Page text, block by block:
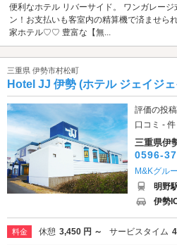
便利なホテル リバーサイド。 ワンガレー
ン！お支払いも客室内の精算機で済ませら
家ホテル♡♡ 豊富な【無...
三重県 伊勢市村松町
Hotel JJ 伊勢 (ホテル ジェイジ
評価の投
口コミ - 件
三重県伊
0596-
M&Kグル
明野
伊勢
料金 休憩 3,450 円 ～ サービスタイム